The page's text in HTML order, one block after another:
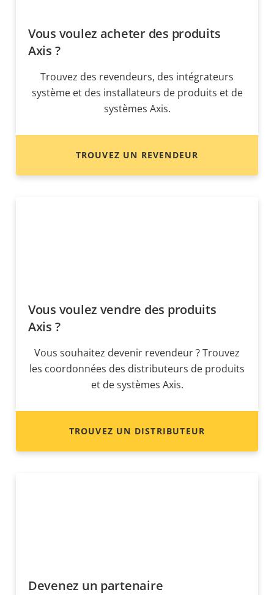
Vous voulez acheter des produits
Axis ?
Trouvez des revendeurs, des intégrateurs
système et des installateurs de produits et de
systèmes Axis.
TROUVEZ UN REVENDEUR
Vous voulez vendre des produits
Axis ?
Vous souhaitez devenir revendeur ? Trouvez
les coordonnées des distributeurs de produits
et de systèmes Axis.
TROUVEZ UN DISTRIBUTEUR
Devenez un partenaire